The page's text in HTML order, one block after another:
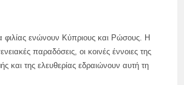
φιλίας ενώνουν Κύπριους και Ρώσους. Η
παραδόσεις, οι κοινές έννοιες της
και της ελευθερίας εδραιώνουν αυτή τη